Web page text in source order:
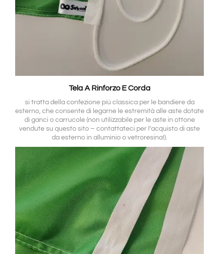
Tela A Rinforzo E Corda
si tratta della confezione più classica per le bandiere da
esterno, che consente di legarne le estremità alle aste dotate
di ganci o carrucole (non utilizzabile per le aste in ottone
vendute su questo sito – contattateci per l’acquisto di aste
da esterno in alluminio o vetroresina!).